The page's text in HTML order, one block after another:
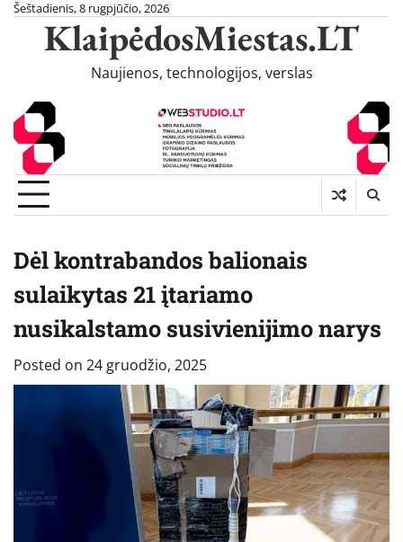
Skip
content
Šeštadienis, 8 rugpjūčio, 2026
KlaipėdosMiestas.LT
Naujienos, technologijos, verslas
Dėl kontrabandos balionais
sulaikytas 21 įtariamo
nusikalstamo susivienijimo narys
Posted on 24 gruodžio, 2025